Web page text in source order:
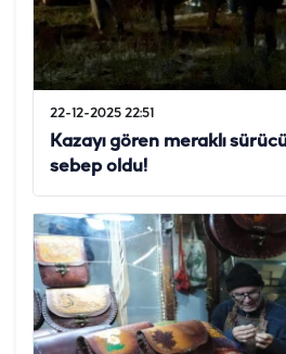
22-12-2025 22:51
Kazayı gören meraklı
sebep oldu!